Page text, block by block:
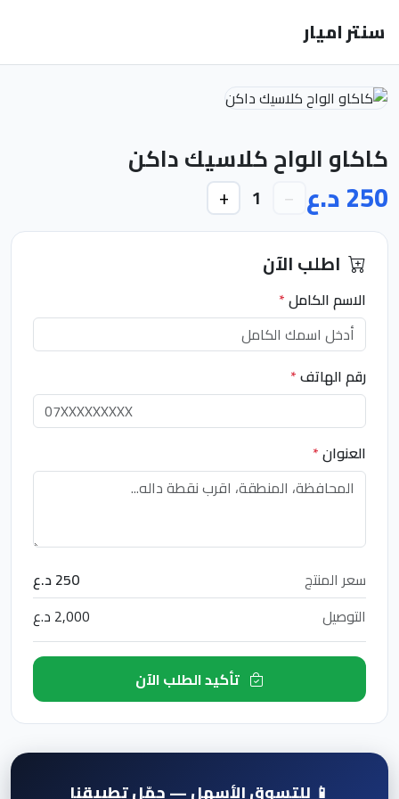
سنتر اميار
كاكاو الواح كلاسيك داكن
250 د.ع −
1
+
اطلب الآن
الاسم الكامل*
رقم الهاتف*
العنوان*
سعر المنتج
250 د.ع
التوصيل
2,000 د.ع
📱 للتسوق الأسهل — حمّل تطبيقنا